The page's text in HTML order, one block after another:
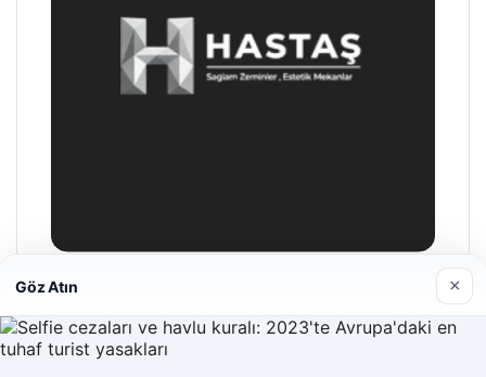
Hastaş Beton
26/05/2026
Göz Atın ×